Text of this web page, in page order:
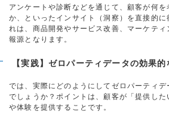
アンケートや診断などを通じて、顧客が何
か、といったインサイト（洞察）を直接的に
れは、商品開発やサービス改善、マーケテ
報源となります。
【実践】ゼロパーティデータの効果的
では、実際にどのようにしてゼロパーティ
でしょうか？ポイントは、顧客が「提供し
や体験を提供することです。